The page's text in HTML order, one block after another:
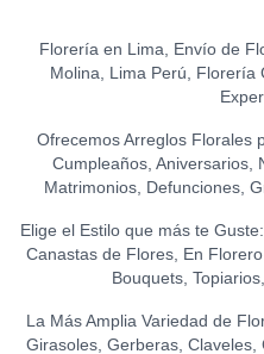
Florería en Lima, Envío de
Molina, Lima Perú, Florería
Ofrecemos Arreglos Florales
Cumpleaños, Aniversarios,
Matrimonios, Defunciones,
Elige el Estilo que más te
Canastas de Flores, En
Bouquets,
La Más Amplia Variedad de
Girasoles, Gerberas, Claveles,